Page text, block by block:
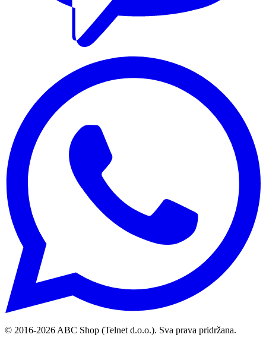
© 2016-2026 ABC Shop (Telnet d.o.o.). Sva prava pridržana.